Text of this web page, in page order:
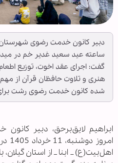
ساعته عید سعید غدیر خم در
گفت: اجرای عقد اخوت، توزیع
هنری و تلاوت حافظان قرآن از
شده کانون خدمت رضوی رشت
ابراهیم لایق‌برحق، دبیر
اهل‌بیت(ع) _ ابنا _ از استان گیلان،